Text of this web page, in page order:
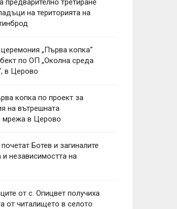
предварително третиране
на територията на
„Първа копка“
по ОП „Околна среда
в Церово
копка по проект за
на вътрешната
мрежа в Церово
Ботев и загиналите
и независимостта на
от с. Опицвет получиха
от читалището в селото